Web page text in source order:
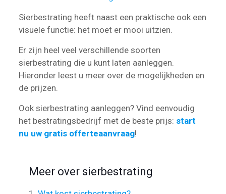
Sierbestrating heeft naast een praktische ook een
visuele functie: het moet er mooi uitzien.
Er zijn heel veel verschillende soorten
sierbestrating die u kunt laten aanleggen.
Hieronder leest u meer over de mogelijkheden en
de prijzen.
Ook sierbestrating aanleggen? Vind eenvoudig
het bestratingsbedrijf met de beste prijs: start
nu uw gratis offerteaanvraag!
Meer over sierbestrating